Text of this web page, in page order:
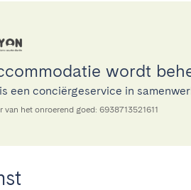
wordt
een conciërgeservice in
van het onroerend goed: 6938713521611